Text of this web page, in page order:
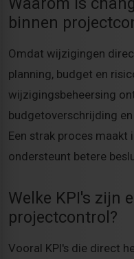
binnen
Omdat wijzigingen
planning, budget en
wijzigingsbeheersing
budgetoverschrijding
Een strak proces
ondersteunt betere
Welke KPI's zijn
projectcontrol?
Vooral KPI's die direct